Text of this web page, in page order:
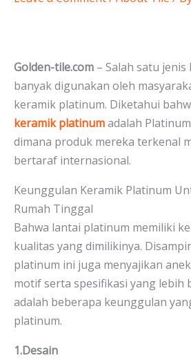
Golden-tile.com – Salah satu
banyak digunakan oleh
keramik platinum. Diketahui
keramik platinumadalah
dimana produk mereka terkenal
bertaraf internasional.
Keunggulan Keramik Platinum
Rumah Tinggal
Bahwa lantai platinum memiliki
kualitas yang dimilikinya.
platinum ini juga menyajikan
motif serta spesifikasi yang lebih
adalah beberapa keunggulan
platinum.
1.Desain